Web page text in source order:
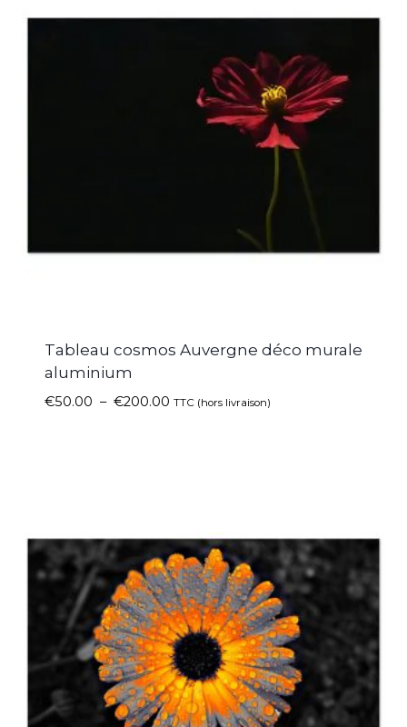
Tableau cosmos Auvergne déco murale
aluminium
€50.00 – €200.00 TTC (hors livraison)